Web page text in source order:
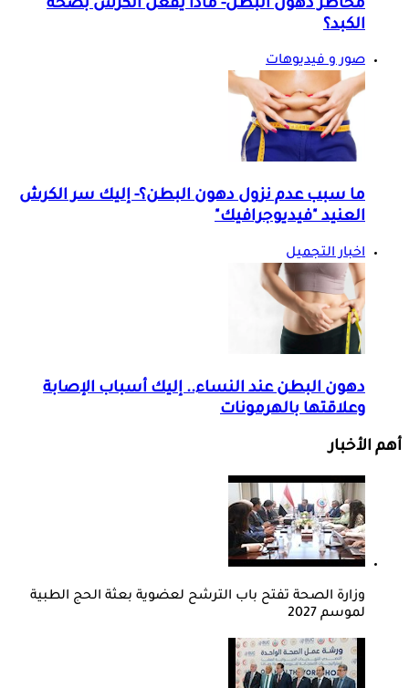
مخاطر دهون البطن- ماذا يفعل الكرش بصحة
الكبد؟
صور و فيديوهات
ما سبب عدم نزول دهون البطن؟- إليك سر الكرش
العنيد "فيديوجرافيك"
اخبار التجميل
دهون البطن عند النساء.. إليك أسباب الإصابة
وعلاقتها بالهرمونات
أهم الأخبار
وزارة الصحة تفتح باب الترشح لعضوية بعثة الحج الطبية
لموسم 2027